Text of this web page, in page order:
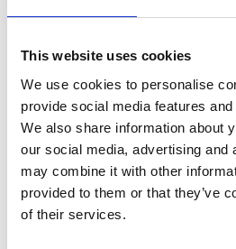
This website uses cookies
We use cookies to personalise
provide social media features
We also share information about
our social media, advertising and
may combine it with other
provided to them or that they’ve
of their services.
M22
V001
Merk Falch